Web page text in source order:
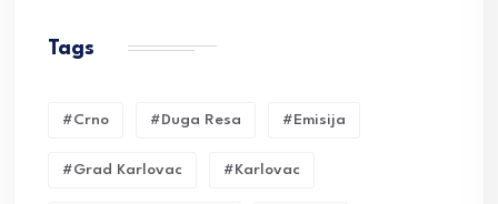
Tags
#crno #duga Resa #emisija
#grad Karlovac #karlovac